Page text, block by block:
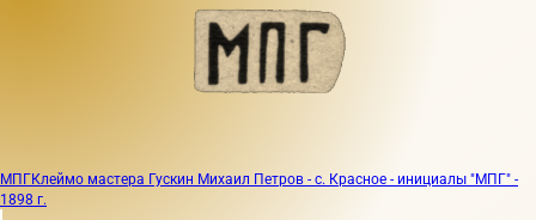
МПГКлеймо мастера Гускин Михаил Петров - с. Красное - инициалы "МПГ" -
1898 г.